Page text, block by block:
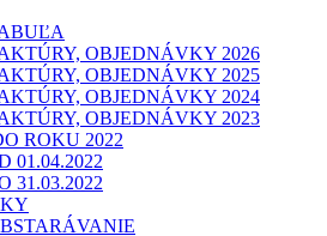
OBJEDNÁVKY 2026
OBJEDNÁVKY 2025
OBJEDNÁVKY 2024
OBJEDNÁVKY 2023
ROKU 2022
01.04.2022
31.03.2022